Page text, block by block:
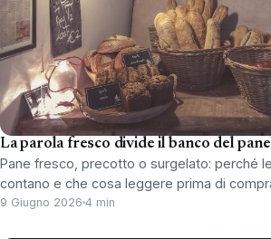
La parola fresco divide il banco del pane
Pane fresco, precotto o surgelato: perché
contano e che cosa leggere prima di
9 Giugno 2026 4 min